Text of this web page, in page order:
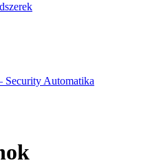
Security Automatika